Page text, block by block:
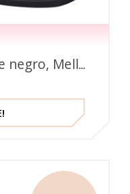
negro, Mella